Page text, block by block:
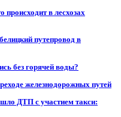
происходит в лесхозах
путепровод в
без горячей воды?
железнодорожных путей
ДТП с участием такси: